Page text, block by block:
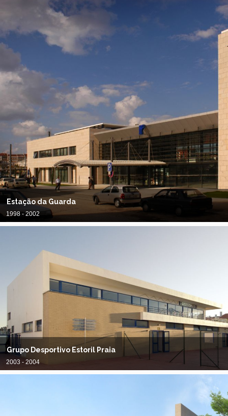
Estação da Guarda
1998 - 2002
Grupo Desportivo Estoril Praia
2003 - 2004